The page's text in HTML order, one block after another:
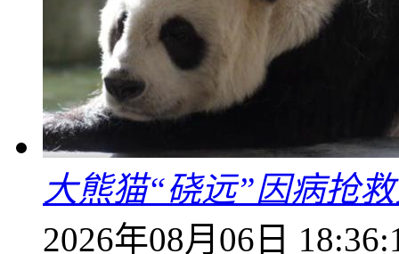
大熊猫“硗远”因病抢
2026年08月06日